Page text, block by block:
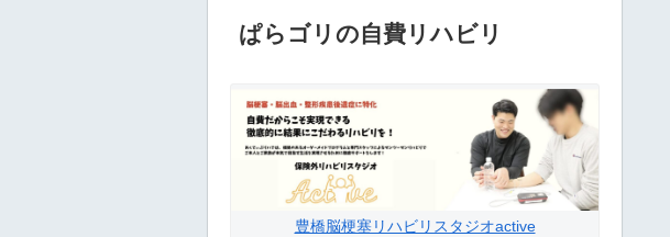
ぱらゴリの自費リハビリ
豊橋脳梗塞リハビリスタジオactive